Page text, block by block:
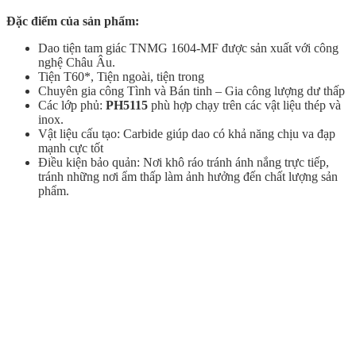
Đặc điểm của sản phẩm:
Dao tiện tam giác TNMG 1604-MF được sản xuất với công
nghệ Châu Âu.
Tiện T60*, Tiện ngoài, tiện trong
Chuyên gia công Tình và Bán tinh – Gia công lượng dư thấp
Các lớp phủ: PH5115 phù hợp chạy trên các vật liệu thép và
inox.
Vật liệu cấu tạo: Carbide giúp dao có khả năng chịu va đạp
mạnh cực tốt
Điều kiện bảo quản: Nơi khô ráo tránh ánh nắng trực tiếp,
tránh những nơi ẩm thấp làm ảnh hưởng đến chất lượng sản
phẩm.